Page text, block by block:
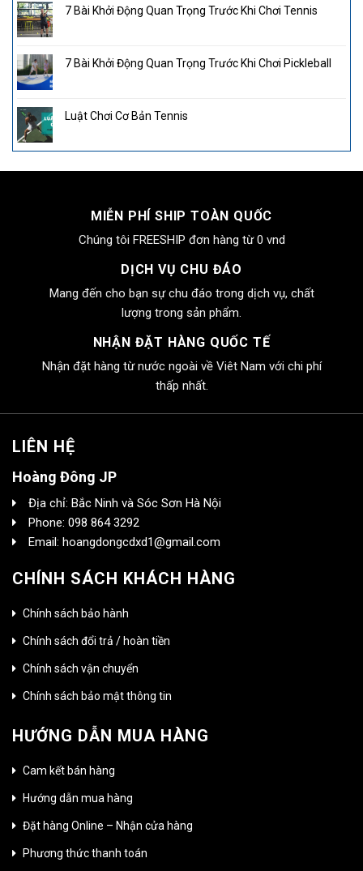
7 Bài Khởi Động Quan Trọng Trước Khi Chơi Tennis
7 Bài Khởi Động Quan Trọng Trước Khi Chơi Pickleball
Luật Chơi Cơ Bản Tennis
MIỄN PHÍ SHIP TOÀN QUỐC
Chúng tôi FREESHIP đơn hàng từ 0 vnd
DỊCH VỤ CHU ĐÁO
Mang đến cho bạn sự chu đáo trong dịch vụ, chất
lượng trong sản phẩm.
NHẬN ĐẶT HÀNG QUỐC TẾ
Nhận đặt hàng từ nước ngoài về Viêt Nam với chi phí
thấp nhất.
LIÊN HỆ
Hoàng Đông JP
Địa chỉ: Bắc Ninh và Sóc Sơn Hà Nội
Phone: 098 864 3292
Email: hoangdongcdxd1@gmail.com
CHÍNH SÁCH KHÁCH HÀNG
Chính sách bảo hành
Chính sách đổi trả / hoàn tiền
Chính sách vận chuyển
Chính sách bảo mật thông tin
HƯỚNG DẪN MUA HÀNG
Cam kết bán hàng
Hướng dẫn mua hàng
Đặt hàng Online – Nhận cửa hàng
Phương thức thanh toán